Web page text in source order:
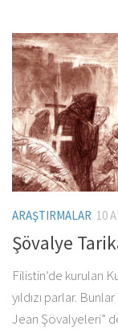
ARAŞTIRMALAR 10
Şövalye
Filistin’de kurulan
yıldızı parlar.
Jean Şövalyeleri”